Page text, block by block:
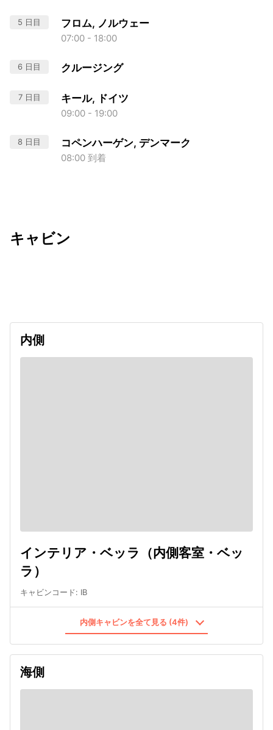
5 日目 フロム, ノルウェー
07:00 - 18:00
6 日目 クルージング
7 日目 キール, ドイツ
09:00 - 19:00
8 日目 コペンハーゲン, デンマーク
08:00 到着
キャビン
内側
インテリア・ベッラ（内側客室・ベッ
ラ）
キャビンコード: IB
内側キャビンを全て見る (4件)
海側